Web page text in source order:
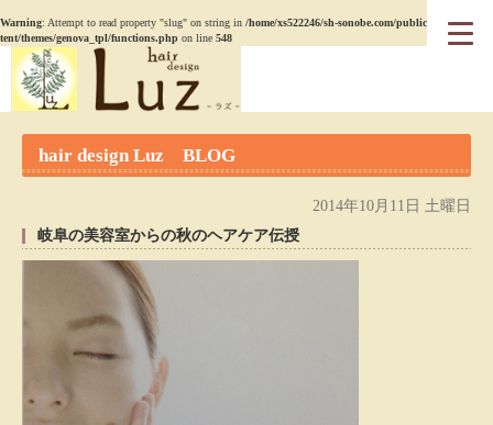
Warning: Attempt to read property "slug" on string in /home/xs522246/sh-sonobe.com/public_html/wp-con
tent/themes/genova_tpl/functions.php on line 548
hair design Luz BLOG
2014年10月11日 土曜日
岐阜の美容室からの秋のヘアケア伝授